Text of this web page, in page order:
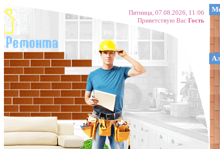
Пятница, 07.08.2026, 11:06
Приветствую Вас Гость